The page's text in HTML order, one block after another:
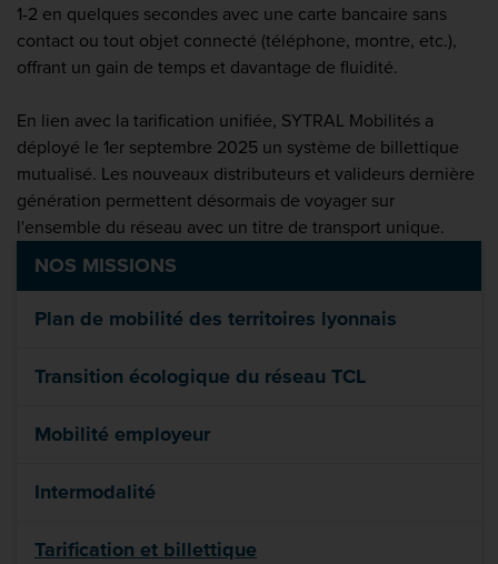
1-2 en quelques secondes avec une carte bancaire sans
contact ou tout objet connecté (téléphone, montre, etc.),
offrant un gain de temps et davantage de fluidité.
En lien avec la tarification unifiée, SY­TRAL Mobilités a
déployé le 1er sep­tembre 2025 un système de billettique
mutualisé. Les nouveaux distributeurs et vali­deurs dernière
génération permet­tent désormais de voyager sur
l'ensemble du ré­seau avec un titre de transport unique.
NOS MISSIONS
Plan de mobilité des territoires lyonnais
Transition écologique du réseau TCL
Mobilité employeur
Intermodalité
Tarification et billettique